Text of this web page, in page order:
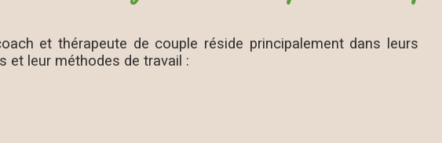
et thérapeute de couple réside principalement dans leurs
et leur méthodes de travail :